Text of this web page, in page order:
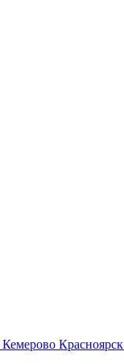
Кемерово Красноярск